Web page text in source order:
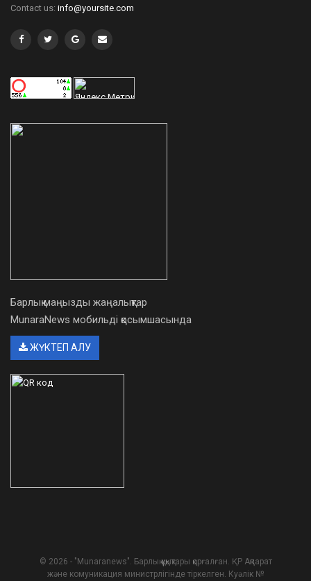
Contact us: info@yoursite.com
Барлық маңызды жаңалықтар
MunaraNews мобильді қосымшасында
ЖҮКТЕП АЛУ
© 2026 - "Munaranews". Барлық құқықтары қорғалған. ҚР Ақпарат
және комуникация министрлігінде тіркелген. Куәлік №